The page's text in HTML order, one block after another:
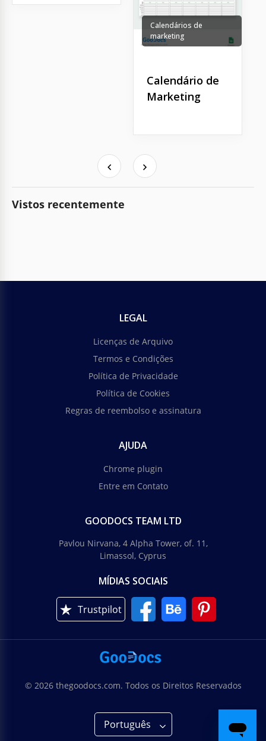
Calendários de
marketing
Calendário de
Marketing
Vistos recentemente
LEGAL
Licenças de Arquivo
Termos e Condições
Política de Privacidade
Política de Cookies
Regras de reembolso e assinatura
AJUDA
Chrome plugin
Entre em Contato
GOODOCS TEAM LTD
Pavlou Nirvana, 4 Alpha Tower, of. 11,
Limassol, Cyprus
MÍDIAS SOCIAIS
Trustpilot
© 2026 thegoodocs.com. Todos os Direitos Reservados
Português